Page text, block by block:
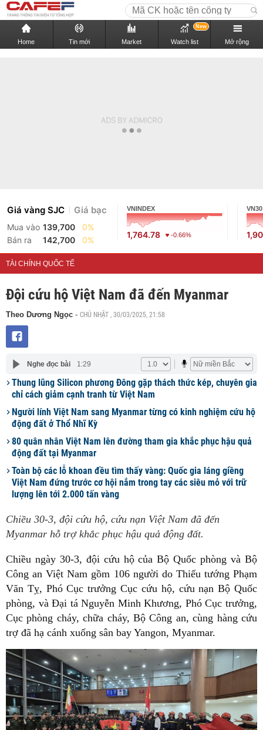
Home Tin mới Market Watch list
New
Mở rộng
Giá vàng SJC Giá bạc
Mua vào 139,700
0%
Bán ra
142,700 0%
VNINDEX
1,764.78 -0.66%
VN30
TÀI CHÍNH QUỐC TẾ
Đội cứu hộ Việt Nam đã đến Myanmar
Theo Dương Ngọc - CHỦ NHẬT , 30/03/2025, 21:58
Nghe đọc bài 1:29
Thung lũng Silicon phương Đông gặp thách thức kép, chuyên gia
chỉ cách giảm cạnh tranh từ Việt Nam
Người lính Việt Nam sang Myanmar từng có kinh nghiệm cứu hộ
động đất ở Thổ Nhĩ Kỳ
80 quân nhân Việt Nam lên đường tham gia khắc phục hậu quả
động đất tại Myanmar
Toàn bộ các lỗ khoan đều tìm thấy vàng: Quốc gia láng giềng
Việt Nam đứng trước cơ hội nắm trong tay các siêu mỏ với trữ
lượng lên tới 2.000 tấn vàng
Chiều 30-3, đội cứu hộ, cứu nạn Việt Nam đã đến
Myanmar hỗ trợ khắc phục hậu quả động đất.
Chiều ngày 30-3, đội cứu hộ của Bộ Quốc phòng và Bộ
Công an Việt Nam gồm 106 người do Thiếu tướng Phạm
Văn Tỵ, Phó Cục trưởng Cục cứu hộ, cứu nạn Bộ Quốc
phòng, và Đại tá Nguyễn Minh Khương, Phó Cục trưởng,
Cục phòng cháy, chữa cháy, Bộ Công an, cùng hàng cứu
trợ đã hạ cánh xuống sân bay Yangon, Myanmar.